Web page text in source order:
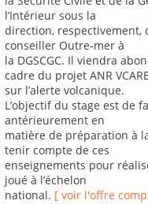
l’Intérieur sous la
direction, respectivement,
conseiller Outre-mer à
la DGSCGC. Il viendra
cadre du projet ANR VCARE
sur l’alerte volcanique.
L’objectif du stage est de
antérieurement en
matière de préparation à
tenir compte de ces
enseignements pour
joué à l’échelon
national. [ voir l'offre